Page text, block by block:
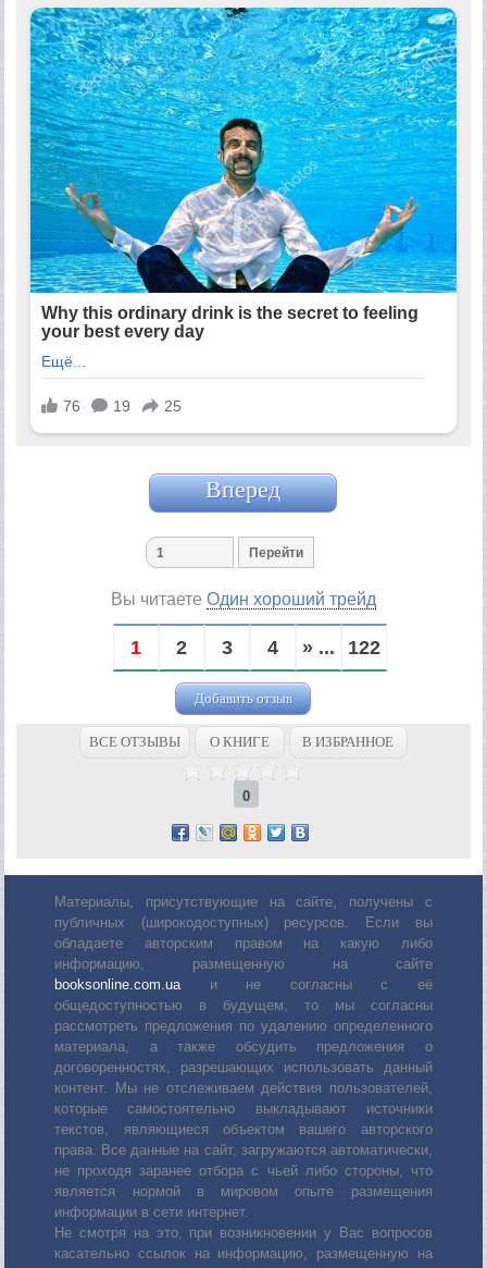
Вперед
Вы читаете Один хороший трейд
1 2 3 4 » ... 122
Добавить отзыв
ВСЕ ОТЗЫВЫ О КНИГЕ В ИЗБРАННОЕ
0
Материалы, присутствующие на сайте, получены с
публичных (широкодоступных) ресурсов. Если вы
обладаете авторским правом на какую либо
информацию, размещенную на сайте
booksonline.com.uaи не согласны с её
общедоступностью в будущем, то мы согласны
рассмотреть предложения по удалению определенного
материала, а также обсудить предложения о
договоренностях, разрешающих использовать данный
контент. Мы не отслеживаем действия пользователей,
которые самостоятельно выкладывают источники
текстов, являющиеся объектом вашего авторского
права. Все данные на сайт, загружаются автоматически,
не проходя заранее отбора с чьей либо стороны, что
является нормой в мировом опыте размещения
информации в сети интернет.
Не смотря на это, при возникновении у Вас вопросов
касательно ссылок на информацию, размещенную на